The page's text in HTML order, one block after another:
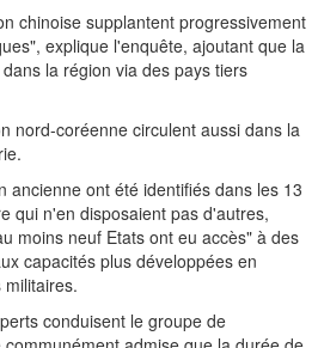
chinoise supplantent progressivement
explique l'enquête, ajoutant que la
la région via des pays tiers
nord-coréenne circulent aussi dans la
ancienne ont été identifiés dans les 13
qui n'en disposaient pas d'autres,
moins neuf Etats ont eu accès" à des
capacités plus développées en
conduisent le groupe de